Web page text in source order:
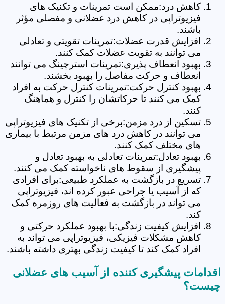
کاهش درد:ممکن است تمرینات و تکنیک های
فیزیوتراپی در کاهش درد عضلانی و مفصلی مؤثر
باشند.
افزایش قدرت عضلات:تمرینات تقویتی و تعادلی
می توانند به تقویت عضلات کمک کنند.
بهبود انعطاف پذیری:تمرینات استرچینگ می توانند
انعطاف و حرکت مفاصل را بهبود بخشند.
بهبود کنترل حرکت:تمرینات کنترل حرکت به افراد
کمک می کنند تا حرکاتشان را کنترل و هماهنگ
کنند.
تسکین از درد مزمن:برخی از تکنیک های فیزیوتراپی
می توانند در کاهش درد های مزمن مرتبط با بیماری
های مختلف کمک کنند.
بهبود تعادل:تمرینات تعادلی به بهبود تعادل و
پیشگیری از سقوط های ناخواسته کمک می کنند.
تسریع در بازگشت به عملکرد طبیعی:برای افرادی
که از آسیب یا جراحی عبور کرده اند، فیزیوتراپی
می تواند در بازگشت به فعالیت های روزمره کمک
کند.
افزایش کیفیت زندگی:با بهبود عملکرد حرکتی و
کاهش مشکلات فیزیکی، فیزیوتراپی می تواند به
افراد کمک کند تا کیفیت زندگی بهتری داشته باشند.
اقدامات پیشگیری کننده از آسیب های عضلانی
چیست؟